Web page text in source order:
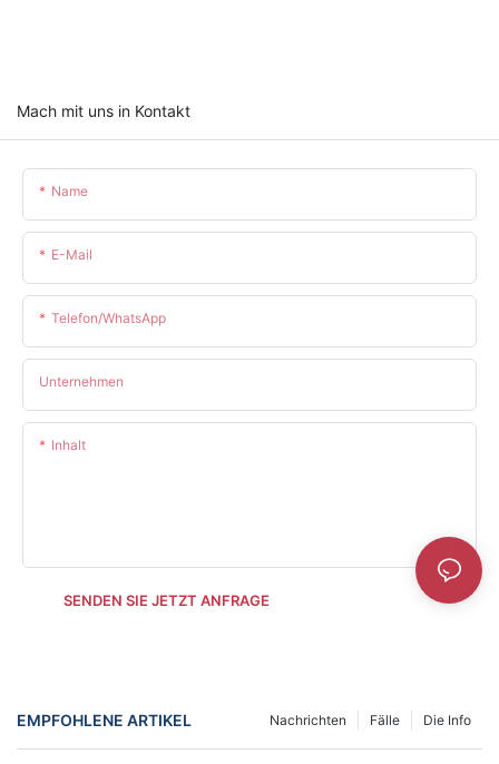
Mach mit uns in Kontakt
Name
E-Mail
Telefon/WhatsApp
Unternehmen
Inhalt
SENDEN SIE JETZT ANFRAGE
EMPFOHLENE ARTIKEL Die Info
Fälle
Nachrichten